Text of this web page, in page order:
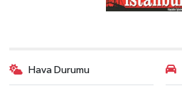
Hava Durumu